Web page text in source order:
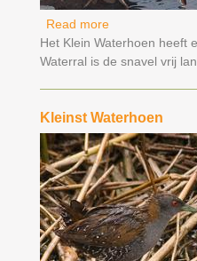
Read moreabout Waterral
Het Klein Waterhoen heeft
Waterral is de snavel vrij
Kleinst Waterhoen